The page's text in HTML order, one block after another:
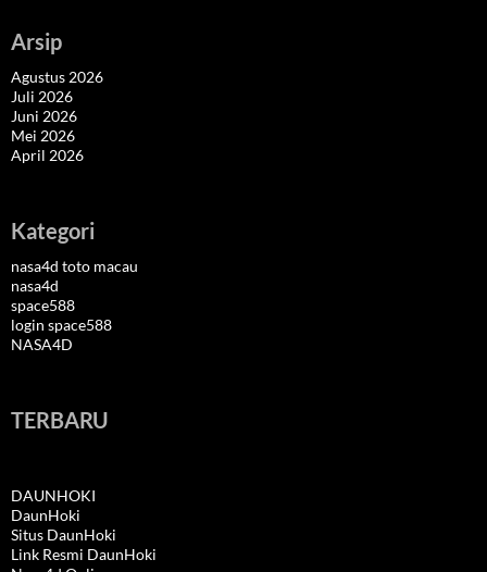
Arsip
Agustus 2026
Juli 2026
Juni 2026
Mei 2026
April 2026
Kategori
nasa4d toto macau
nasa4d
space588
login space588
NASA4D
TERBARU
DAUNHOKI
DaunHoki
Situs DaunHoki
Link Resmi DaunHoki